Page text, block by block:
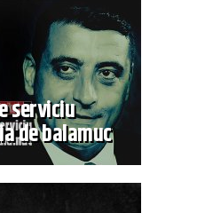
serviciu
de balamuc